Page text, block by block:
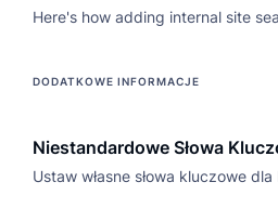
Here's how adding internal site
DODATKOWE INFORMACJE
Niestandardowe Słowa
Ustaw własne słowa kluczowe